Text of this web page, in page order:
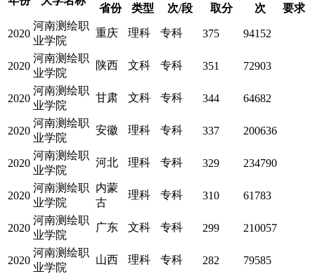
省份
类型
次/段
取分
次
要求
2020
河南测绘职
业学院
重庆 理科 专科 375 94152
2020
河南测绘职
业学院
陕西 文科 专科 351 72903
2020
河南测绘职
业学院
甘肃 文科 专科 344 64682
2020
河南测绘职
业学院
安徽 理科 专科 337 200636
2020
河南测绘职
业学院
河北 理科 专科 329 234790
2020
河南测绘职
业学院
内蒙
古
理科 专科 310 61783
2020
河南测绘职
业学院
广东 文科 专科 299 210057
2020
河南测绘职
业学院
山西 理科 专科 282 79585